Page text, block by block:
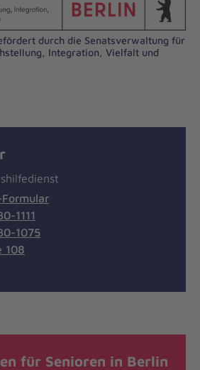
durch die Senatsverwaltung für
Integration, Vielfalt und
1111
1075
108
für Senioren in Berlin